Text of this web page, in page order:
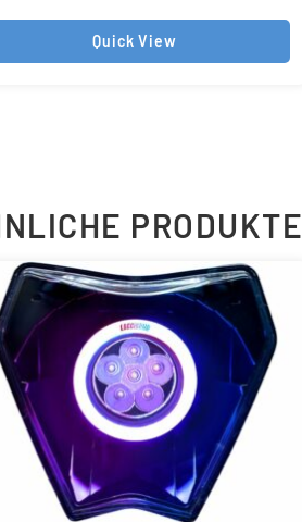
Quick View
PRODUKTE